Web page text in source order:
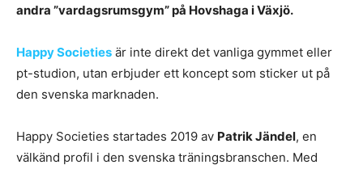
andra ”vardagsrumsgym” på Hovshaga i Växjö.
Happy Societies är inte direkt det vanliga gymmet eller
pt-studion, utan erbjuder ett koncept som sticker ut på
den svenska marknaden.
Happy Societies startades 2019 av Patrik Jändel, en
välkänd profil i den svenska träningsbranschen. Med